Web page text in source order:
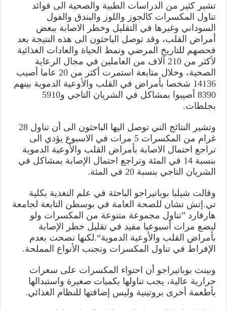
تشير كثير من الدراسات الطبية والصحية الى فوائد
تناول المكسرات كالجوز واللوز والبندق والفول
السوداني وغيرها في التقليل وخطر الاصابة ببعض
أمراض القلب، وقد توصل الباحثون الى هذه النتيجة بعد
فحصهم للتاريخ المرضي ونمط الحياة والعادات الغذائية
لأكثر من 210 آلاف من العاملين في مجال الرعاية
الصحية، وخلال متابعة استمرت أكثر من 20 عاما أصيب
14136 شخصا بأمراض في القلب والأوعية الدموية بينهم
8390 أصيبوا بمشاكل في الشريان التاجي و5910
بجلطات.
وتشير النتائج التي توصل اليها الباحثون الى أن تناول 28
غرام من المكسرات 5 مرات في الاسبوع يؤدي الى
تراجع احتمال الاصابة بأمراض القلب والأوعية الدموية
بنسبة 14 في المئة وتراجع احتمال الإصابة بمشاكل في
الشريان التاجي بنسبة 20 في المئة.
وقالت شيلبا بوباتيراجو الباحثة في علم التغذية بكلية
تي.إتش تشان للصحة العامة في بوسطن التابعة لجامعة
هارفارد ”تناول مجموعة متنوعة من المكسرات ولو
لبضع مرات أسبوعيا مفيد في تقليل خطر الإصابة
بأمراض القلب والأوعية الدموية“.لكنها نصحت بعدم
الإفراط في تناول المكسرات وتجنب الأنواع المملحة.
وبينت بوباتيراجو أن احتواء المكسرات على سعرات
حرارية عالية، يجب تناولها بكميات صغيرة واستبدالها
بأطعمة أخرى بروتينية وليس إضافتها للنظام الغذائي.